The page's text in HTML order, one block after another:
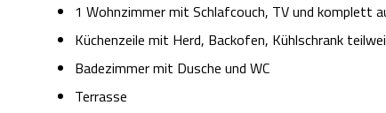
1 Wohnzimmer mit Schlafcouch, TV und komplett
Küchenzeile mit Herd, Backofen, Kühlschrank
Badezimmer mit Dusche und WC
Terrasse